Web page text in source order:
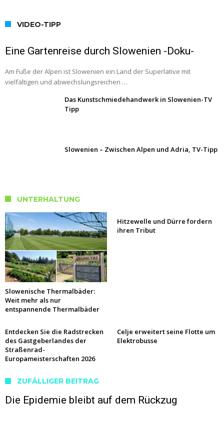
VIDEO-TIPP
Eine Gartenreise durch Slowenien -Doku-
Am Fuße der Alpen ist Slowenien ein Land der Superlative mit
vielfältigen und abwechslungsreichen …
Das Kunstschmiedehandwerk in Slowenien-TV
Tipp
Slowenien – Zwischen Alpen und Adria, TV-Tipp
UNTERHALTUNG
Slowenische Thermalbäder:
Weit mehr als nur
entspannende Thermalbäder
Hitzewelle und Dürre fordern
ihren Tribut
Entdecken Sie die Radstrecken
des Gastgeberlandes der
Straßenrad-
Europameisterschaften 2026
Celje erweitert seine Flotte um
Elektrobusse
ZUFÄLLIGER BEITRAG
Die Epidemie bleibt auf dem Rückzug